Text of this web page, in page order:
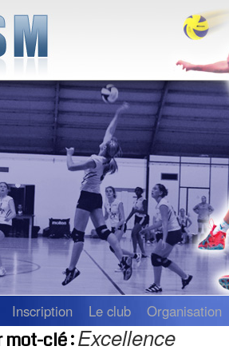
Inscription Le club Organisation
mot-clé :Excellence